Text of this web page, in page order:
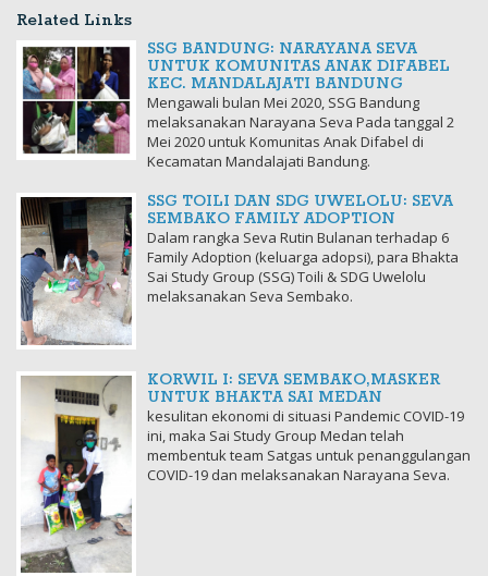
Related Links
SSG BANDUNG: NARAYANA SEVA
UNTUK KOMUNITAS ANAK DIFABEL
KEC. MANDALAJATI BANDUNG
Mengawali bulan Mei 2020, SSG Bandung
melaksanakan Narayana Seva Pada tanggal 2
Mei 2020 untuk Komunitas Anak Difabel di
Kecamatan Mandalajati Bandung.
SSG TOILI DAN SDG UWELOLU: SEVA
SEMBAKO FAMILY ADOPTION
Dalam rangka Seva Rutin Bulanan terhadap 6
Family Adoption (keluarga adopsi), para Bhakta
Sai Study Group (SSG) Toili & SDG Uwelolu
melaksanakan Seva Sembako.
KORWIL I: SEVA SEMBAKO,MASKER
UNTUK BHAKTA SAI MEDAN
kesulitan ekonomi di situasi Pandemic COVID-19
ini, maka Sai Study Group Medan telah
membentuk team Satgas untuk penanggulangan
COVID-19 dan melaksanakan Narayana Seva.